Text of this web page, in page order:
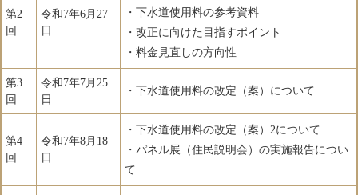
第2
回
令和7年6月27
日
・下水道使用料の参考資料
・改正に向けた目指すポイント
・料金見直しの方向性
第3
回
令和7年7月25
日
・下水道使用料の改定（案）について
第4
回
令和7年8月18
日
・下水道使用料の改定（案）2について
・パネル展（住民説明会）の実施報告につい
て